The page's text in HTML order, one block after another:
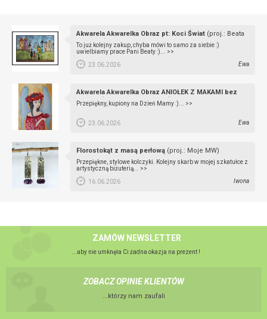
Akwarela Akwarelka Obraz pt: Koci Świat (proj.: Beata
Rudecka)
To już kolejny zakup, chyba mówi to samo za siebie :)
uwielbiamy prace Pani Beaty :)... >>
23.06.2026
Ewa
Akwarela Akwarelka Obraz ANIOŁEK Z MAKAMI bez
oprawy
(proj.: Beata Rudecka)
Przepiękny, kupiony na Dzień Mamy :)... >>
23.06.2026 Ewa
Florostokąt z masą perłową (proj.: Moje MW)
Przepiękne, stylowe kolczyki. Kolejny skarb w mojej szkatułce z
artystyczną biżuterią... >>
16.06.2026
Iwona
ZAMÓW NEWSLETTER
...aby nie umknęła Ci żadna okazja na prezent !
ZOBACZ OPINIE KLIENTÓW
...którzy nam zaufali